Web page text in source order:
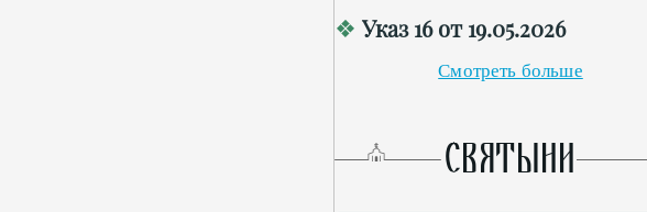
Указ 16 от 19.05.2026
Смотреть больше
СВЯТЫНИ